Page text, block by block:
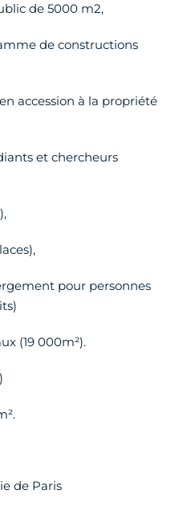
de 5000 m2,
de constructions
accession à la propriété
et chercheurs
pour personnes
(19 000m²).
de Paris